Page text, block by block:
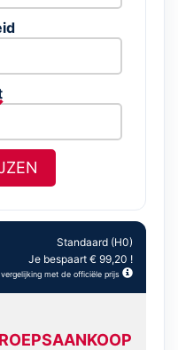
Standaard (H0)
Je bespaart € 99,20 !
met de officiële prijs